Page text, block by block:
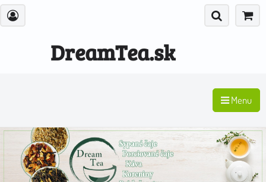
DreamTea.sk
Menu